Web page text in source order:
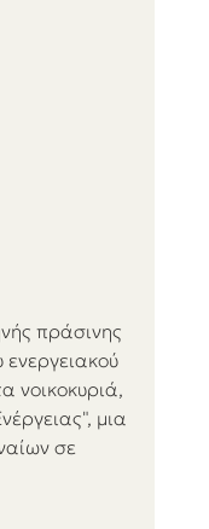
πράσινης
ενεργειακού
νοικοκυριά,
μια
σε